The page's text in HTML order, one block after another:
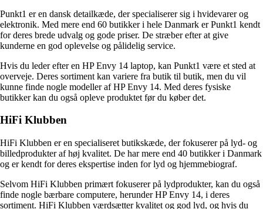
Punkt1 er en dansk detailkæde, der specialiserer sig i hvidevarer og
elektronik. Med mere end 60 butikker i hele Danmark er Punkt1 kendt
for deres brede udvalg og gode priser. De stræber efter at give
kunderne en god oplevelse og pålidelig service.
Hvis du leder efter en HP Envy 14 laptop, kan Punkt1 være et sted at
overveje. Deres sortiment kan variere fra butik til butik, men du vil
kunne finde nogle modeller af HP Envy 14. Med deres fysiske
butikker kan du også opleve produktet før du køber det.
HiFi Klubben
HiFi Klubben er en specialiseret butikskæde, der fokuserer på lyd- og
billedprodukter af høj kvalitet. De har mere end 40 butikker i Danmark
og er kendt for deres ekspertise inden for lyd og hjemmebiograf.
Selvom HiFi Klubben primært fokuserer på lydprodukter, kan du også
finde nogle bærbare computere, herunder HP Envy 14, i deres
sortiment. HiFi Klubben værdsætter kvalitet og god lyd, og hvis du